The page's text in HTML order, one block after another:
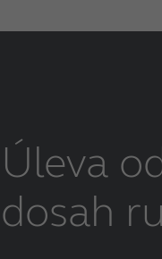
Úleva
dosah